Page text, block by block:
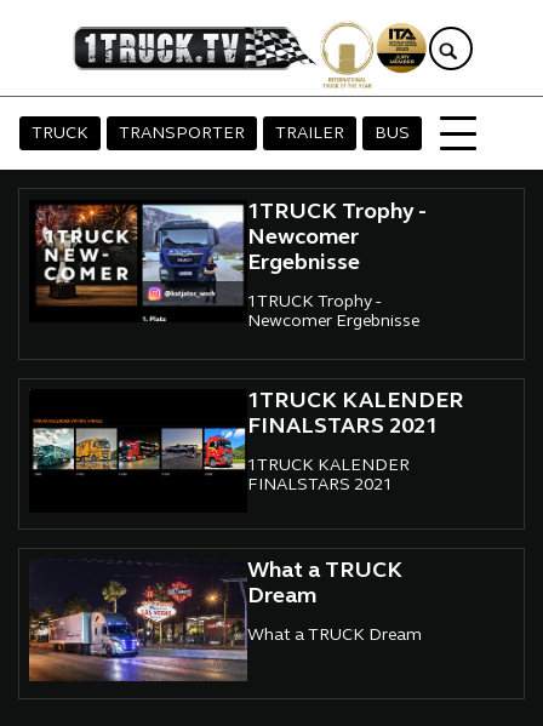
TRUCK TRANSPORTER TRAILER BUS
1TRUCK Trophy -
Newcomer
Ergebnisse
1TRUCK Trophy -
Newcomer Ergebnisse
1TRUCK KALENDER
FINALSTARS 2021
1TRUCK KALENDER
FINALSTARS 2021
What a TRUCK
Dream
What a TRUCK Dream